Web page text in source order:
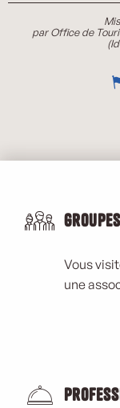
par Office de
Groupes
Vous
une